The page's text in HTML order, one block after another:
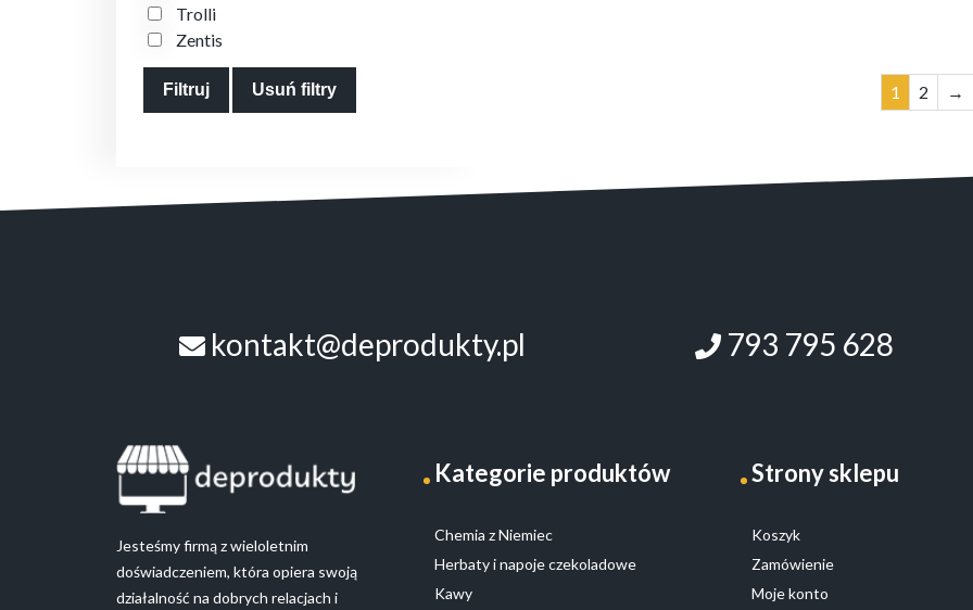
Trolli
Zentis
Filtruj Usuń filtry 1 2 →
kontakt@deprodukty.pl 793 795 628
Jesteśmy firmą z wieloletnim
doświadczeniem, która opiera swoją
działalność na dobrych relacjach i
Kategorie produktów
Chemia z Niemiec
Herbaty i napoje czekoladowe
Kawy
Strony sklepu
Koszyk
Zamówienie
Moje konto